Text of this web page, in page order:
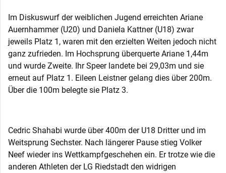
Im Diskuswurf der weiblichen Jugend erreichten Ariane
Auernhammer (U20) und Daniela Kattner (U18) zwar
jeweils Platz 1, waren mit den erzielten Weiten jedoch nicht
ganz zufrieden. Im Hochsprung überquerte Ariane 1,44m
und wurde Zweite. Ihr Speer landete bei 29,03m und sie
erneut auf Platz 1. Eileen Leistner gelang dies über 200m.
Über die 100m belegte sie Platz 3.
Cedric Shahabi wurde über 400m der U18 Dritter und im
Weitsprung Sechster. Nach längerer Pause stieg Volker
Neef wieder ins Wettkampfgeschehen ein. Er trotze wie die
anderen Athleten der LG Riedstadt den widrigen